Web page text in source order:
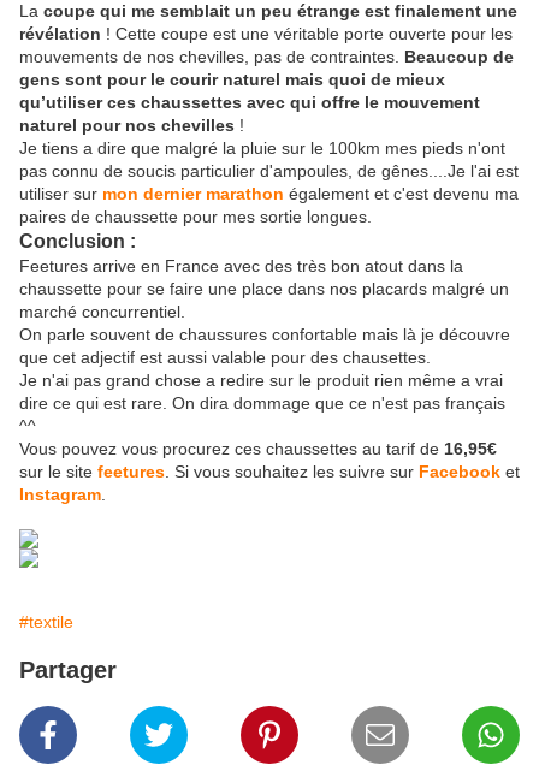
La coupe qui me semblait un peu étrange est finalement une
révélation ! Cette coupe est une véritable porte ouverte pour les
mouvements de nos chevilles, pas de contraintes. Beaucoup de
gens sont pour le courir naturel mais quoi de mieux
qu’utiliser ces chaussettes avec qui offre le mouvement
naturel pour nos chevilles !
Je tiens a dire que malgré la pluie sur le 100km mes pieds n'ont
pas connu de soucis particulier d'ampoules, de gênes....Je l'ai est
utiliser sur mon dernier marathon également et c'est devenu ma
paires de chaussette pour mes sortie longues.
Conclusion :
Feetures arrive en France avec des très bon atout dans la
chaussette pour se faire une place dans nos placards malgré un
marché concurrentiel.
On parle souvent de chaussures confortable mais là je découvre
que cet adjectif est aussi valable pour des chausettes.
Je n'ai pas grand chose a redire sur le produit rien même a vrai
dire ce qui est rare. On dira dommage que ce n'est pas français
^^
Vous pouvez vous procurez ces chaussettes au tarif de 16,95€
sur le site feetures . Si vous souhaitez les suivre sur Facebook et
Instagram
#textile
Partager